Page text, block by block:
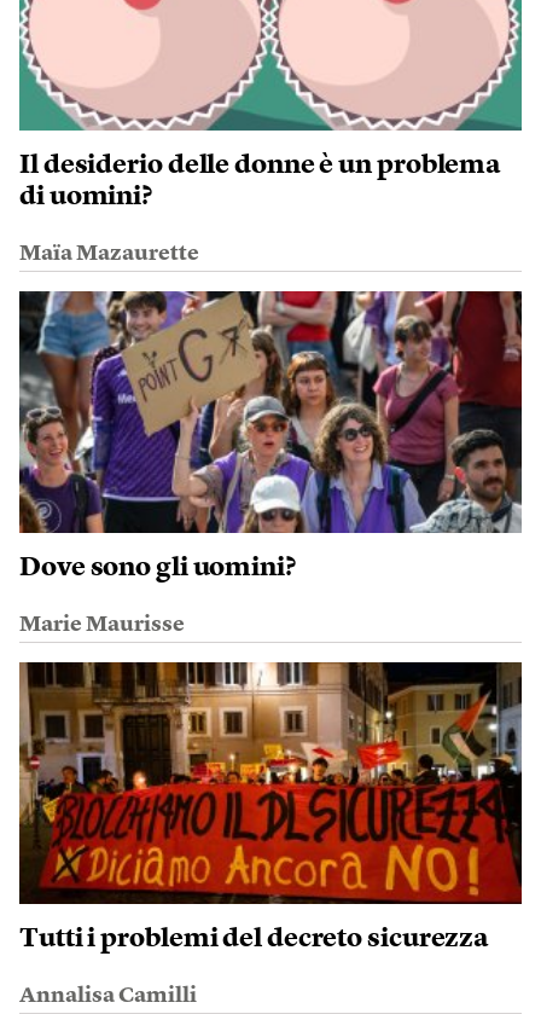
Il desiderio delle donne è un problema
di uomini?
Maïa Mazaurette
Dove sono gli uomini?
Marie Maurisse
Tutti i problemi del decreto sicurezza
Annalisa Camilli